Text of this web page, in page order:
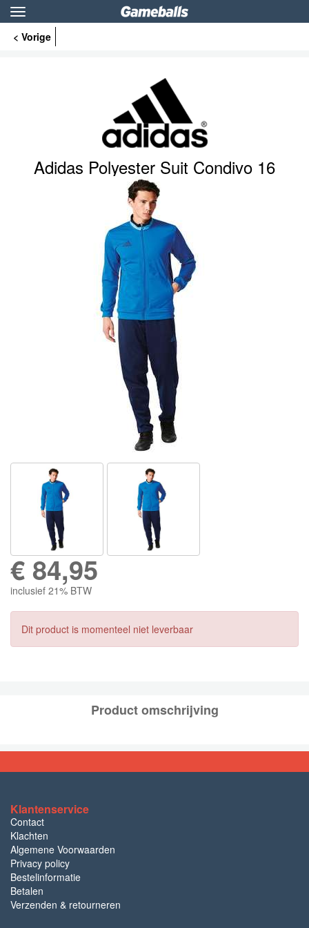
Toggle
navigation
< Vorige
Adidas Polyester Suit Condivo 16
€ 84,95
inclusief 21% BTW
Dit product is momenteel niet leverbaar
Product omschrijving
Klantenservice
Contact
Klachten
Algemene Voorwaarden
Privacy policy
Bestelinformatie
Betalen
Verzenden & retourneren